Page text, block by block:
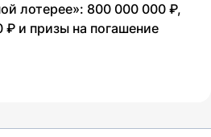
лотерее»: 800 000 000 ₽,
₽ и призы на погашение